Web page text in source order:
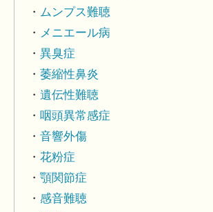
ムンプス難聴
メニエール病
異臭症
萎縮性鼻炎
遺伝性難聴
咽頭異常感症
音響外傷
花粉症
顎関節症
感音難聴